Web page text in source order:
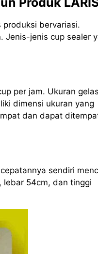
bervariasi.
Jenis-jenis cup sealer
per jam. Ukuran gelas
dimensi ukuran yang
dan dapat
sendiri
lebar 54cm, dan tinggi